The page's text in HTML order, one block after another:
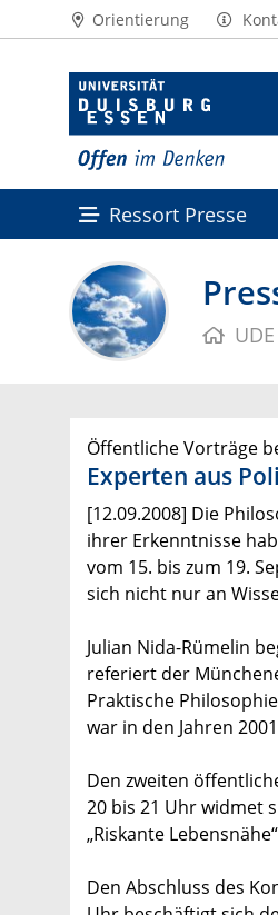
Orientierung
Ressort Presse
UDE
Öffentliche Vorträge
Experten aus
[12.09.2008] Die
ihrer Erkenntnisse
vom 15. bis zum 19.
sich nicht nur an
Julian Nida-Rümelin
referiert der
Praktische
war in den Jahren
Den zweiten
20 bis 21 Uhr widmet
„Riskante
Den Abschluss des